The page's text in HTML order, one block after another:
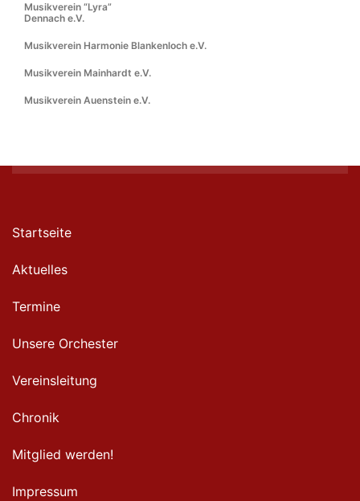
Musikverein “Lyra”
Dennach e.V.
Musikverein Harmonie Blankenloch e.V.
Musikverein Mainhardt e.V.
Musikverein Auenstein e.V.
Startseite
Aktuelles
Termine
Unsere Orchester
Vereinsleitung
Chronik
Mitglied werden!
Impressum